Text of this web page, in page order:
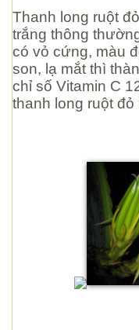
Thanh long ruột
trắng thông
có vỏ cứng, màu
son, lạ mắt thì
chỉ số Vitamin C
thanh long ruột